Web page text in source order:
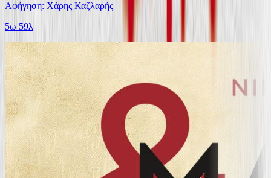
Αφήγηση: Χάρης Καζλαρής
5ω 59λ